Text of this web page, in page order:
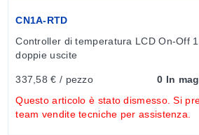
CN1A-RTD
Controller di temperatura LCD On-Off
doppie uscite
337,58 € / pezzo
0 In
Questo articolo è stato dismesso. Si
team vendite tecniche per assistenza.